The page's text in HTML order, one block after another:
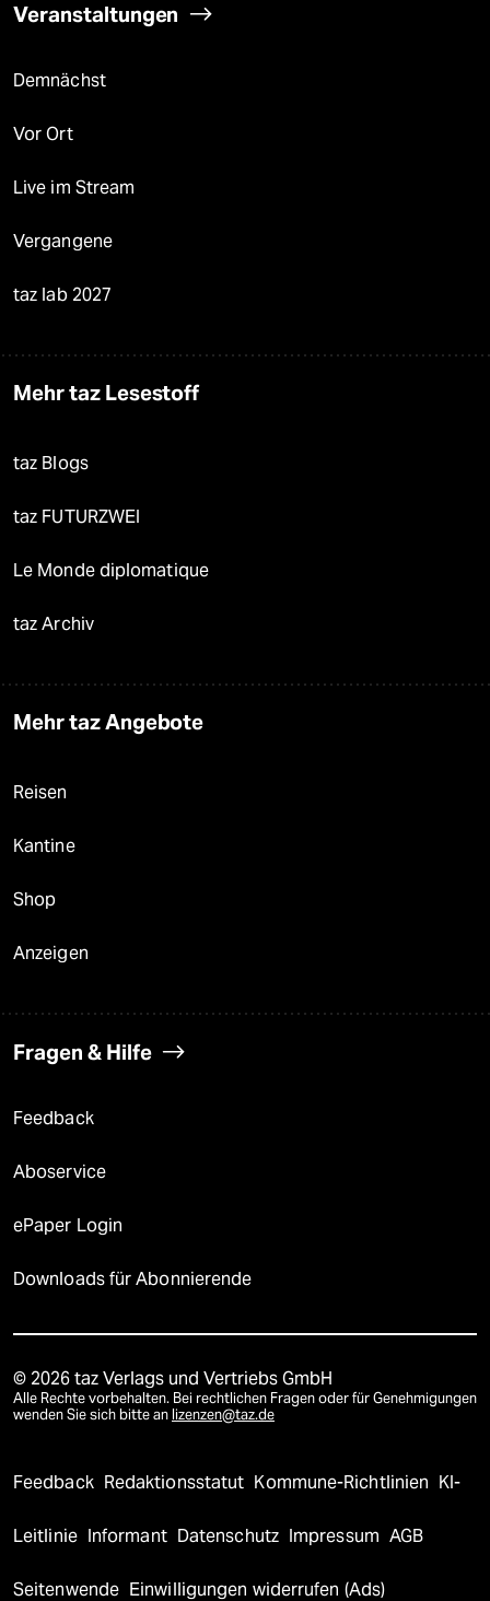
Veranstaltungen
Demnächst
Vor Ort
Live im Stream
Vergangene
taz lab 2027
Mehr taz Lesestoff
taz Blogs
taz FUTURZWEI
Le Monde diplomatique
taz Archiv
Mehr taz Angebote
Reisen
Kantine
Shop
Anzeigen
Fragen & Hilfe
Feedback
Aboservice
ePaper Login
Downloads für Abonnierende
© 2026 taz Verlags und Vertriebs GmbH
Alle Rechte vorbehalten. Bei rechtlichen Fragen oder für Genehmigungen
wenden Sie sich bitte an lizenzen@taz.de
Feedback Redaktionsstatut Kommune-Richtlinien KI-
Leitlinie Informant Datenschutz Impressum AGB
Seitenwende Einwilligungen widerrufen (Ads)